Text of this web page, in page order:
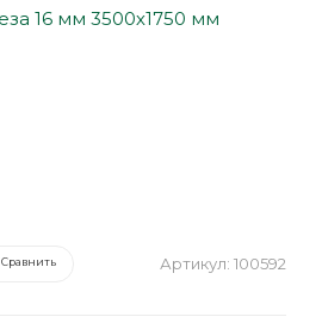
Сравнить Артикул: 100592